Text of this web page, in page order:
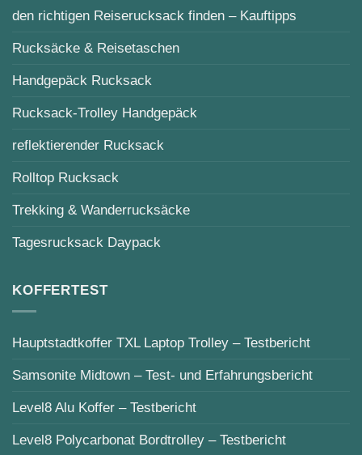
den richtigen Reiserucksack finden – Kauftipps
Rucksäcke & Reisetaschen
Handgepäck Rucksack
Rucksack-Trolley Handgepäck
reflektierender Rucksack
Rolltop Rucksack
Trekking & Wanderrucksäcke
Tagesrucksack Daypack
KOFFERTEST
Hauptstadtkoffer TXL Laptop Trolley – Testbericht
Samsonite Midtown – Test- und Erfahrungsbericht
Level8 Alu Koffer – Testbericht
Level8 Polycarbonat Bordtrolley – Testbericht